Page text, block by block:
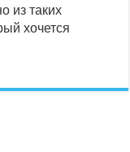
из таких
хочется